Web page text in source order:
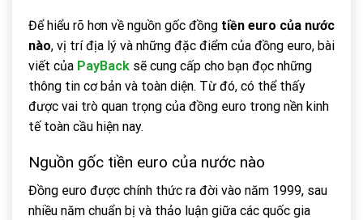
Để hiểu rõ hơn về nguồn gốc đồng tiền euro của nước
nào, vị trí địa lý và những đặc điểm của đồng euro, bài
viết của PayBack sẽ cung cấp cho bạn đọc những
thông tin cơ bản và toàn diện. Từ đó, có thể thấy
được vai trò quan trọng của đồng euro trong nền kinh
tế toàn cầu hiện nay.
Nguồn gốc tiền euro của nước nào
Đồng euro được chính thức ra đời vào năm 1999, sau
nhiều năm chuẩn bị và thảo luận giữa các quốc gia